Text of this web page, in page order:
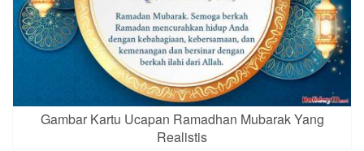
Gambar Kartu Ucapan Ramadhan Mubarak Yang
Realistis